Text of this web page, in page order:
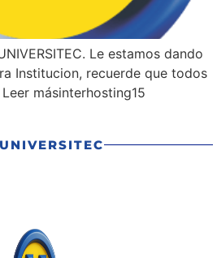
Le estamos dando
Institucion, recuerde que todos
másinterhosting15